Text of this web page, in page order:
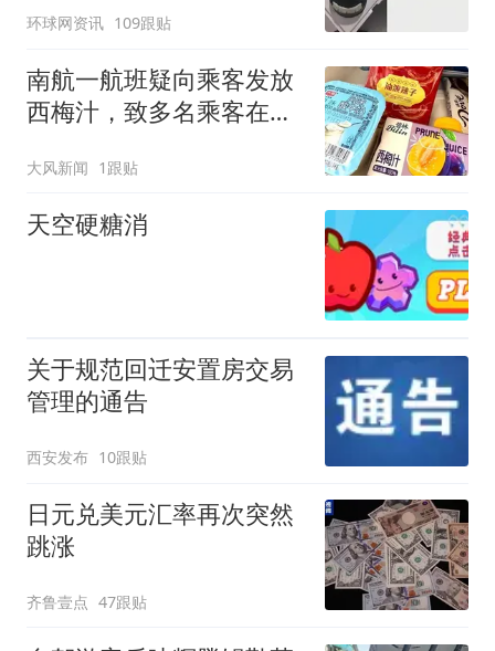
环球网资讯 109跟贴
南航一航班疑向乘客发放
西梅汁，致多名乘客在飞
客：机上100多人只有2个
厕所；客服回应：并非每
架飞机都会发放西梅汁
大风新闻 1跟贴
天空硬糖消
关于规范回迁安置房交易
管理的通告
西安发布 10跟贴
日元兑美元汇率再次突然
跳涨
齐鲁壹点 47跟贴